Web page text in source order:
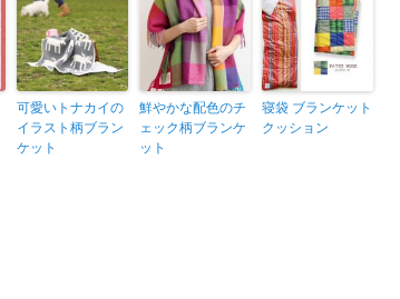
可愛いトナカイの
イラスト柄ブラン
ケット
鮮やかな配色のチ
ェック柄ブランケ
ット
寝袋 ブランケット
クッション